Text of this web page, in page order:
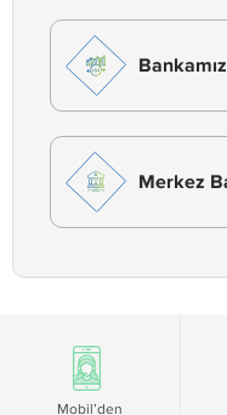
Merkez
Mobil’den